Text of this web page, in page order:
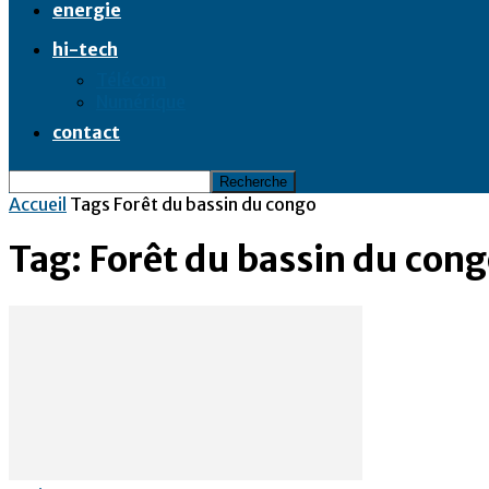
energie
hi-tech
contact
Accueil Tags Forêt du bassin du congo
Tag: Forêt du bassin du